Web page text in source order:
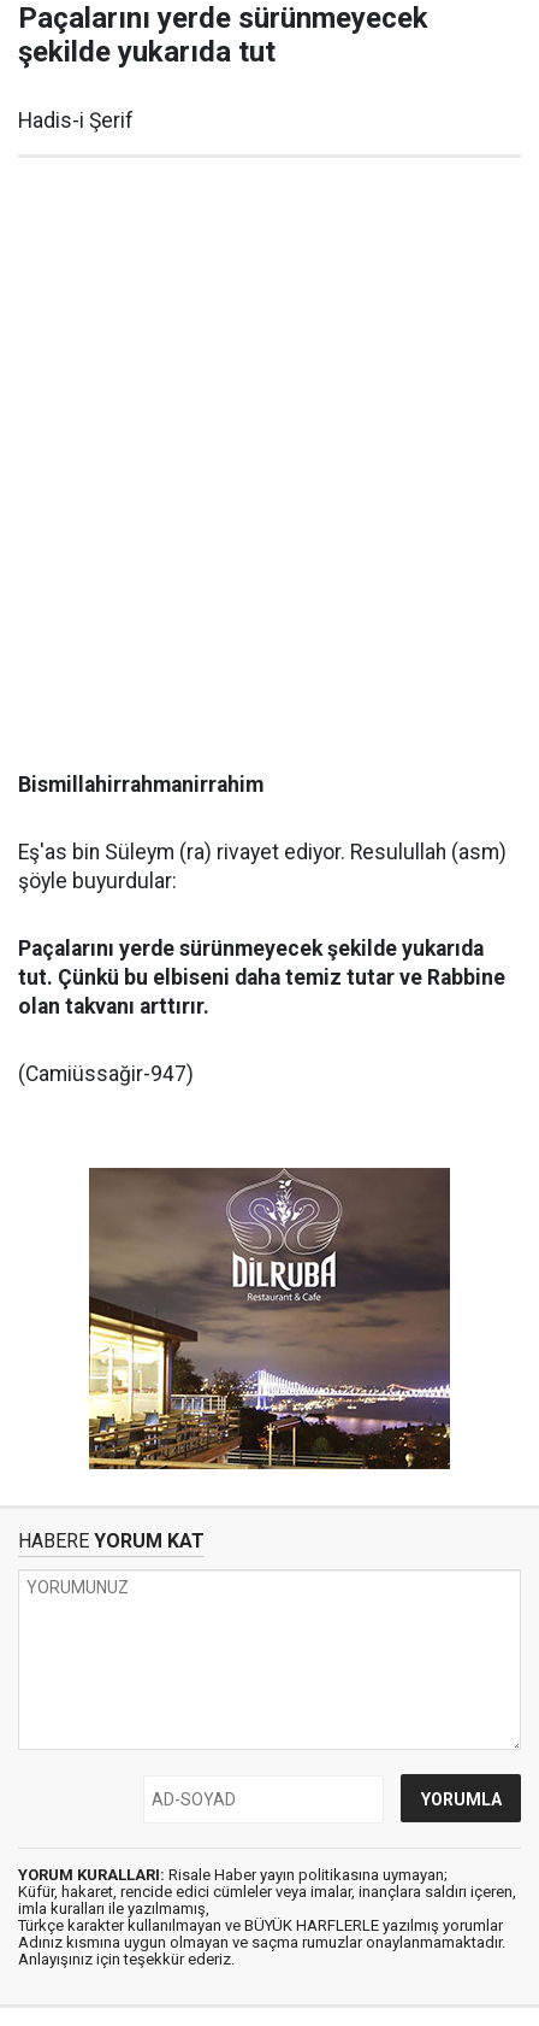
Paçalarını yerde sürünmeyecek
şekilde yukarıda tut
Hadis-i Şerif
Bismillahirrahmanirrahim
Eş'as bin Süleym (ra) rivayet ediyor. Resulullah (asm)
şöyle buyurdular:
Paçalarını yerde sürünmeyecek şekilde yukarıda
tut. Çünkü bu elbiseni daha temiz tutar ve Rabbine
olan takvanı arttırır.
(Camiüssağir-947)
HABERE YORUM KAT
YORUM KURALLARI: Risale Haber yayın politikasına uymayan;
Küfür, hakaret, rencide edici cümleler veya imalar, inançlara saldırı içeren,
imla kuralları ile yazılmamış,
Türkçe karakter kullanılmayan ve BÜYÜK HARFLERLE yazılmış yorumlar
Adınız kısmına uygun olmayan ve saçma rumuzlar onaylanmamaktadır.
Anlayışınız için teşekkür ederiz.